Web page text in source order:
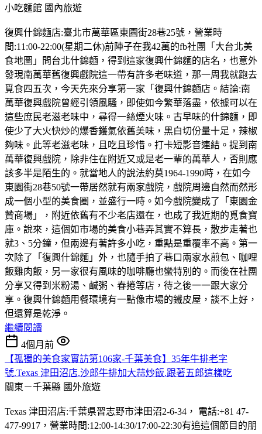
小吃麵館 國內旅遊
復興什錦麵店:臺北市萬華區東園街28巷25號，營業時
間:11:00-22:00(星期二休)前陣子在我42萬的fb社團「大台北美
食地圖」問台北什錦麵，得到這家復興什錦麵的店名，也意外
發現南萬華舊復興戲院這一帶有許多老味道，那一周我就跑去
覓食四五次，今天先來分享第一家「復興什錦麵店。結論:南
萬華復興戲院曾經引領風騷，即使如今繁華落盡，依據可以在
這些庶民老滋老味中，尋得一絲煙火味。古早味的什錦麵，即
使少了大火快炒的爆香鑊氣依舊美味，黑白切份量十足，辣椒
夠味。此等老滋老味，且吃且珍惜。打卡短影音連結。提到南
萬華復興戲院，除非住在附近又或是老一輩的萬華人，否則應
該多半是陌生的。就當地人的說法約莫1964-1990時，在如今
東園街28巷50號一帶居然就有兩家戲院，戲院周邊自然而然形
成一個小型的美食圈，並盛行一時。如今戲院變成了「東園金
贊商場」，附近依舊有不少老店還在，也成了我近期的覓食寶
庫。說來，這個如市場的美食小巷弄其實不算長，散步走著也
就3、5分鐘，但兩邊有著許多小吃，重點是重覆率不高。第一
次除了「復興什錦麵」外，也隨手拍了巷口兩家水煎包、咖哩
飯雞肉飯，另一家很有風味的咖啡廳也蠻特別的。而後在社團
分享又得到米粉湯、鹹粥、春捲等店，待之後一一跟大家分
享。復興什錦麵用餐環境有一點像市場的鐵皮屋，談不上好，
但還算是乾淨。
繼續閱讀
4個月前
【孤獨的美食家實訪第106家-千葉美食】35年牛排老字
號.Texas 津田沼店.沙郎牛排加大蒜炒飯.跟著五郎這樣吃
關東－千葉縣 國外旅遊
Texas 津田沼店:千葉県習志野市津田沼2-6-34， 電話:+81 47-
477-9917，營業時間:12:00-14:30/17:00-22:30有追這個節目的朋